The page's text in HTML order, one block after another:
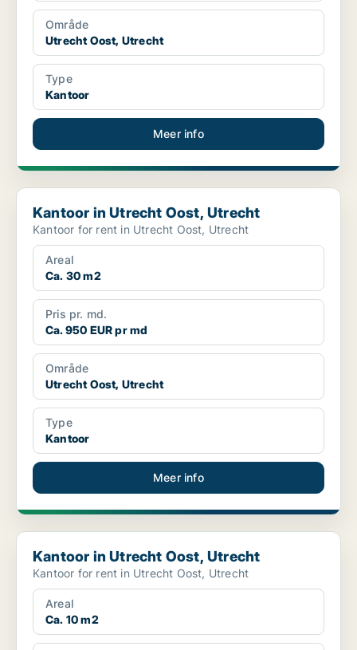
Område
Utrecht Oost, Utrecht
Type
Kantoor
Meer info
Kantoor in Utrecht Oost, Utrecht
Kantoor in Utrecht Oost, Utrecht
Kantoor for rent in Utrecht Oost, Utrecht
Areal
Ca. 30 m2
Pris pr. md.
Ca. 950 EUR pr md
Område
Utrecht Oost, Utrecht
Type
Kantoor
Meer info
Kantoor in Utrecht Oost, Utrecht
Kantoor in Utrecht Oost, Utrecht
Kantoor for rent in Utrecht Oost, Utrecht
Areal
Ca. 10 m2